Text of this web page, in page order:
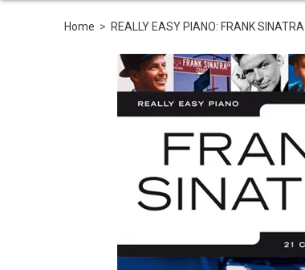
Home > REALLY EASY PIANO: FRANK SINATRA